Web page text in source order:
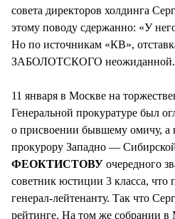
совета директоров холдинга
этому поводу сдержанно: «У
Но по источникам «КВ»,
ЗАБОЛОТСКОГО неожиданной.
11 января в Москве на
Генеральной прокуратуре был
о присвоении бывшему омичу, а
прокурору Западно —
ФЕОКТИСТОВУ очередного
советник юстиции 3 класса, что
генерал-лейтенанту. Так что
рейтинге. На том же собрании